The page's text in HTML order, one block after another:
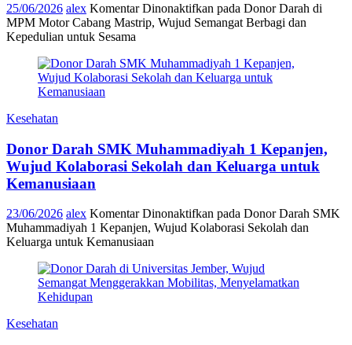
25/06/2026 alex Komentar Dinonaktifkan pada Donor Darah di
MPM Motor Cabang Mastrip, Wujud Semangat Berbagi dan
Kepedulian untuk Sesama
Kesehatan
Donor Darah SMK Muhammadiyah 1 Kepanjen,
Wujud Kolaborasi Sekolah dan Keluarga untuk
Kemanusiaan
23/06/2026 alex Komentar Dinonaktifkan pada Donor Darah SMK
Muhammadiyah 1 Kepanjen, Wujud Kolaborasi Sekolah dan
Keluarga untuk Kemanusiaan
Kesehatan